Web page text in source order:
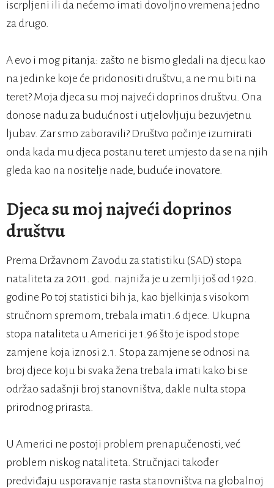
iscrpljeni ili da nećemo imati dovoljno vremena jedno
za drugo.
A evo i mog pitanja: zašto ne bismo gledali na djecu kao
na jedinke koje će pridonositi društvu, a ne mu biti na
teret? Moja djeca su moj najveći doprinos društvu. Ona
donose nadu za budućnost i utjelovljuju bezuvjetnu
ljubav. Zar smo zaboravili? Društvo počinje izumirati
onda kada mu djeca postanu teret umjesto da se na njih
gleda kao na nositelje nade, buduće inovatore.
Djeca su moj najveći doprinos
društvu
Prema Državnom Zavodu za statistiku (SAD) stopa
nataliteta za 2011. god. najniža je u zemlji još od 1920.
godine Po toj statistici bih ja, kao bjelkinja s visokom
stručnom spremom, trebala imati 1.6 djece. Ukupna
stopa nataliteta u Americi je 1.96 što je ispod stope
zamjene koja iznosi 2.1. Stopa zamjene se odnosi na
broj djece koju bi svaka žena trebala imati kako bi se
održao sadašnji broj stanovništva, dakle nulta stopa
prirodnog prirasta.
U Americi ne postoji problem prenapučenosti, već
problem niskog nataliteta. Stručnjaci također
predviđaju usporavanje rasta stanovništva na globalnoj